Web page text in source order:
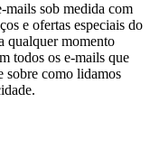
mails sob medida com
e ofertas especiais do
qualquer momento
todos os e-mails que
sobre como lidamos